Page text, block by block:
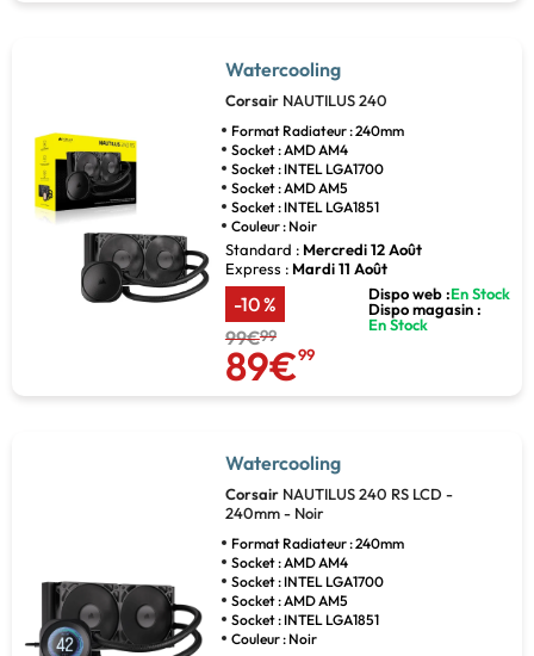
Watercooling
Corsair NAUTILUS 240
Format Radiateur : 240mm
Socket : AMD AM4
Socket : INTEL LGA1700
Socket : AMD AM5
Socket : INTEL LGA1851
Couleur : Noir
Standard : Mercredi 12 Août
Express : Mardi 11 Août
-10 %
99€99
89€99
Dispo web :En Stock
Dispo magasin :
En Stock
Watercooling
Corsair NAUTILUS 240 RS LCD -
240mm - Noir
Format Radiateur : 240mm
Socket : AMD AM4
Socket : INTEL LGA1700
Socket : AMD AM5
Socket : INTEL LGA1851
Couleur : Noir